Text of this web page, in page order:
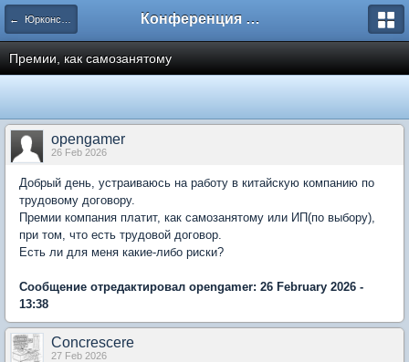
← Юрконсультация для неюристов Конференция ЮрКлуба
Премии, как самозанятому
opengamer
26 Feb 2026
Добрый день, устраиваюсь на работу в китайскую компанию по
трудовому договору.
Премии компания платит, как самозанятому или ИП(по выбору),
при том, что есть трудовой договор.
Есть ли для меня какие-либо риски?
Сообщение отредактировал opengamer: 26 February 2026 -
13:38
Concrescere
27 Feb 2026